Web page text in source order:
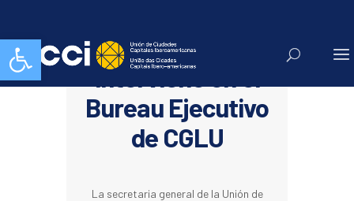
Abrir barra de herramientasAlmudena Maíllo
interviene en el
Bureau Ejecutivo
de CGLU
La secretaria general de la Unión de